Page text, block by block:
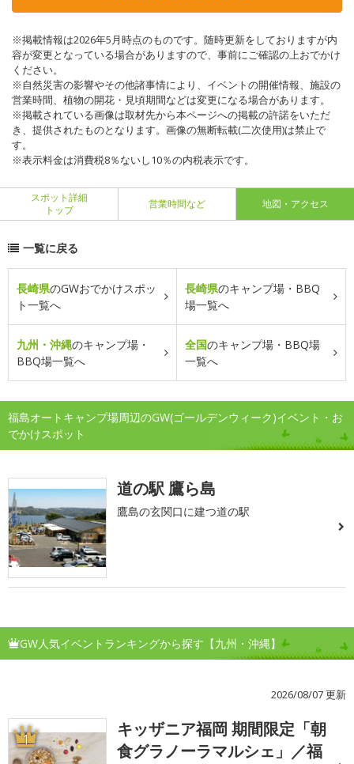
※掲載情報は2026年5月時点のものです。随時更新をしておりますが内
容が変更となっている場合がありますので、事前にご確認の上おでかけ
ください。
※自然災害の影響やその他諸事情により、イベントの開催情報、施設の
営業時間、植物の開花・見頃期間などは変更になる場合があります。
※掲載されている画像は取材先から本ページへの掲載の許諾をいただ
き、提供されたものとなります。画像の無断転載(二次使用)は禁止で
す。
※表示料金は消費税8％ないし10％の内税表示です。
スポット詳細
トップ
営業時間など 地図・アクセス
一覧に戻る
長崎県のGWおでかけスポッ
ト一覧へ
長崎県のキャンプ場・BBQ
場一覧へ
九州・沖縄のキャンプ場・
BBQ場一覧へ
全国のキャンプ場・BBQ場
一覧へ
福島オートキャンプ場周辺のGW(ゴールデンウィーク)イベント・お
でかけスポット
道の駅 鷹ら島
鷹島の玄関口に建つ道の駅
GW人気イベントランキングから探す【九州・沖縄】
2026/08/07 更新
1
キッザニア福岡 期間限定「朝
食グラノーラマルシェ」／福